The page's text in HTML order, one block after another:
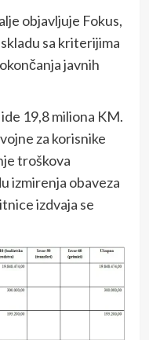
objavljuje Fokus,
sa kriterijima
javnih
19,8 miliona KM.
za korisnike
troškova
izmirenja obaveza
izdvaja se